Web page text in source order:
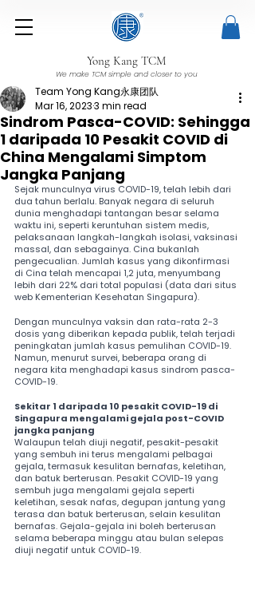
Yong Kang TCM
We make TCM simple and closer to you
Sindrom Pasca-COVID: Sehingga
1 daripada 10 Pesakit COVID di
China Mengalami Simptom
Jangka Panjang
Team Yong Kang永康团队
Mar 16, 20233 min read
Sejak munculnya virus COVID-19, telah lebih dari
dua tahun berlalu. Banyak negara di seluruh
dunia menghadapi tantangan besar selama
waktu ini, seperti keruntuhan sistem medis,
pelaksanaan langkah-langkah isolasi, vaksinasi
massal, dan sebagainya. Cina bukanlah
pengecualian. Jumlah kasus yang dikonfirmasi
di Cina telah mencapai 1,2 juta, menyumbang
lebih dari 22% dari total populasi (data dari situs
web Kementerian Kesehatan Singapura).
Dengan munculnya vaksin dan rata-rata 2-3
dosis yang diberikan kepada publik, telah terjadi
peningkatan jumlah kasus pemulihan COVID-19.
Namun, menurut survei, beberapa orang di
negara kita menghadapi kasus sindrom pasca-
COVID-19.
Sekitar 1 daripada 10 pesakit COVID-19 di
Singapura mengalami gejala post-COVID
jangka panjang
Walaupun telah diuji negatif, pesakit-pesakit
yang sembuh ini terus mengalami pelbagai
gejala, termasuk kesulitan bernafas, keletihan,
dan batuk berterusan. Pesakit COVID-19 yang
sembuh juga mengalami gejala seperti
keletihan, sesak nafas, degupan jantung yang
terasa dan batuk berterusan, selain kesulitan
bernafas. Gejala-gejala ini boleh berterusan
selama beberapa minggu atau bulan selepas
diuji negatif untuk COVID-19.